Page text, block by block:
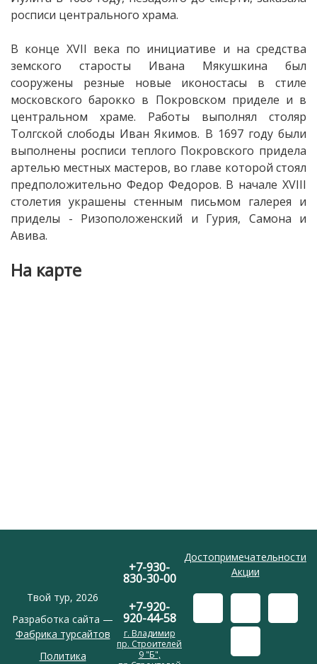
росписи центрального храма.
В конце XVII века по инициативе и на средства
земского старосты Ивана Мякушкина был
сооружены резные новые иконостасы в стиле
московского барокко в Покровском приделе и в
центральном храме. Работы выполнял столяр
Толгской слободы Иван Якимов. В 1697 году были
выполнены росписи теплого Покровского придела
артелью местных мастеров, во главе которой стоял
предположительно Федор Федоров. В начале XVIII
столетия украшены стенным письмом галерея и
приделы - Ризоположенский и Гурия, Самона и
Авива.
На карте
Твой тур, 2026
Разработка сайта —
Фабрика турсайтов
Политика
Достопримечательности
Акции
+7-930-
830-30-00
+7-920-
920-44-58
г. Владимир
пр. Строителей
9 "Б",